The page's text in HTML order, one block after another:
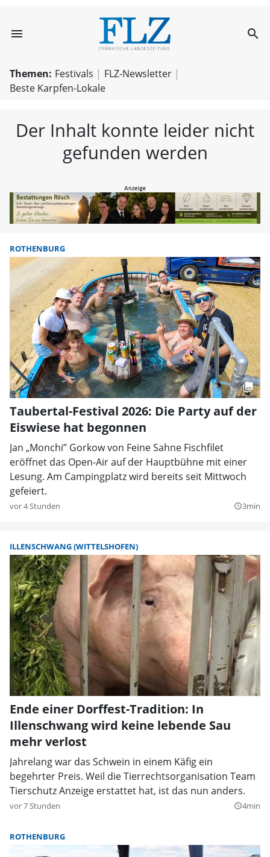
menu FLZ – search
Themen: Festivals
FLZ-Newsletter
Beste Karpfen-Lokale
Der Inhalt konnte leider nicht
gefunden werden
ROTHENBURG
Taubertal-Festival 2026: Die Party auf der
Eiswiese hat begonnen
Jan „Monchi” Gorkow von Feine Sahne Fischfilet
eröffnet das Open-Air auf der Hauptbühne mit einer
Lesung. Am Campingplatz wird bereits seit Mittwoch
gefeiert.
vor 4 Stunden query_builder3min
ILLENSCHWANG (WITTELSHOFEN)
Ende einer Dorffest-Tradition: In
Illenschwang wird keine lebende Sau
mehr verlost
Jahrelang war das Schwein in einem Käfig ein
begehrter Preis. Weil die Tierrechtsorganisation Team
Tierschutz Anzeige erstattet hat, ist das nun anders.
vor 7 Stunden query_builder4min
ROTHENBURG